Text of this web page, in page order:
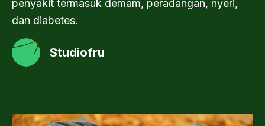
penyakit termasuk demam, peradangan, nyeri,
dan diabetes.
Studiofru